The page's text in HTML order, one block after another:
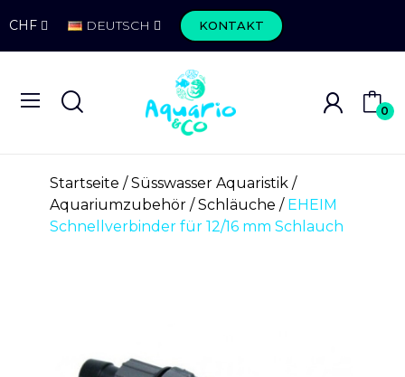
CHF DEUTSCH KONTAKT
0
Startseite
Süsswasser Aquaristik
Aquariumzubehör
Schläuche
EHEIM
Schnellverbinder für 12/16 mm Schlauch